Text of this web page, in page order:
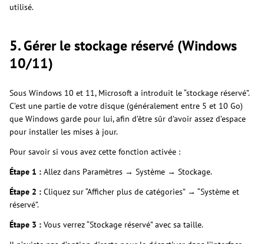
utilisé.
5. Gérer le stockage réservé (Windows
10/11)
Sous Windows 10 et 11, Microsoft a introduit le “stockage réservé”.
C’est une partie de votre disque (généralement entre 5 et 10 Go)
que Windows garde pour lui, afin d’être sûr d’avoir assez d’espace
pour installer les mises à jour.
Pour savoir si vous avez cette fonction activée :
Étape 1 : Allez dans Paramètres → Système → Stockage.
Étape 2 : Cliquez sur “Afficher plus de catégories” → “Système et
réservé”.
Étape 3 : Vous verrez “Stockage réservé” avec sa taille.